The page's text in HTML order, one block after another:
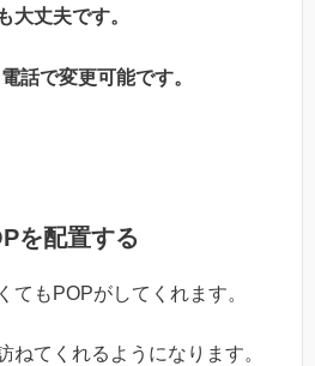
大丈夫です。
話で変更可能です。
を配置する
てもPOPがしてくれます。
ねてくれるようになります。